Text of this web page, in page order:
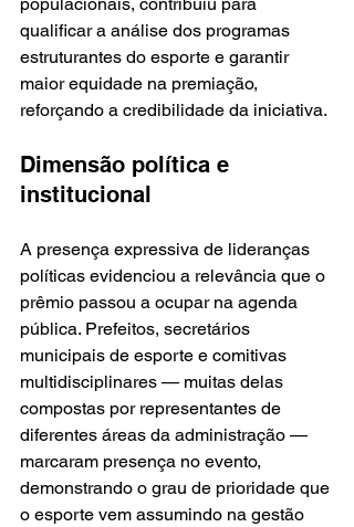
qualificar a análise dos programas
estruturantes do esporte e garantir
maior equidade na premiação,
reforçando a credibilidade da iniciativa.
Dimensão política e
institucional
A presença expressiva de lideranças
políticas evidenciou a relevância que o
prêmio passou a ocupar na agenda
pública. Prefeitos, secretários
municipais de esporte e comitivas
multidisciplinares — muitas delas
compostas por representantes de
diferentes áreas da administração —
marcaram presença no evento,
demonstrando o grau de prioridade que
o esporte vem assumindo na gestão